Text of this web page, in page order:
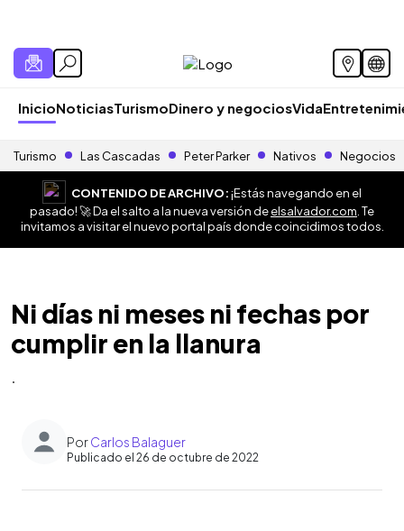
InicioNoticiasTurismoDinero y negociosVida
Turismo Las Cascadas Peter Parker Nativos Negocios
CONTENIDO DE ARCHIVO:¡Estás navegando en el
pasado! 🚀 Da el salto a la nueva versión deelsalvador.com . Te
invitamos a visitar el nuevo portal país donde coincidimos todos.
Ni días ni meses ni fechas por
cumplir en la llanura
.
PorCarlos Balaguer
Publicado el 26 de octubre de 2022